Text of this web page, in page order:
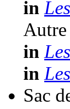
in
in
in
Sac